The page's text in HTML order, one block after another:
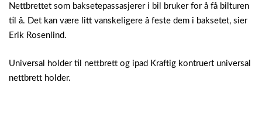
Nettbrettet som baksetepassasjerer i bil bruker for å få bilturen
til å. Det kan være litt vanskeligere å feste dem i baksetet, sier
Erik Rosenlind.
Universal holder til nettbrett og ipad Kraftig kontruert universal
nettbrett holder.